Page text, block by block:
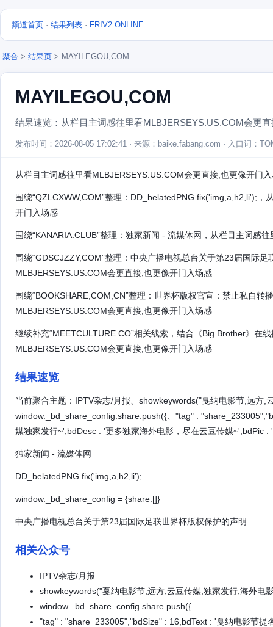
频道首页 · 结果列表 · FRIV2.ONLINE
聚合 > 结果页 > MAYILEGOU,COM
MAYILEGOU,COM
结果速览：从栏目主词感往里看MLBJERSEYS.US.COM会更
发布时间：2026-08-05 17:02:41 · 来源：baike.fabang.com · 入口词：
从栏目主词感往里看MLBJERSEYS.US.COM会更直接,也更像开门
围绕“QZLCXWW,COM”整理：DD_belatedPNG.fix('img,a,h2,li');
开门入场感
围绕“KANARIA.CLUB”整理：独家新闻 - 流媒体网，从栏目主词感
围绕“GDSCJZZY,COM”整理：中央广播电视总台关于第23届国际
MLBJERSEYS.US.COM会更直接,也更像开门入场感
围绕“BOOKSHARE,COM,CN”整理：世界杯版权官宣：禁止私自转
MLBJERSEYS.US.COM会更直接,也更像开门入场感
继续补充“MEETCULTURE.CO”相关线索，结合《Big Brother》在
MLBJERSEYS.US.COM会更直接,也更像开门入场感
结果速览
当前聚合主题：IPTV杂志/月报、showkeywords("戛纳电影节,远方
window._bd_share_config.share.push({、"tag" :
媒独家发行~',bdDesc : '更多独家海外电影，尽在云豆传媒~',bdPic :
独家新闻 - 流媒体网
DD_belatedPNG.fix('img,a,h2,li');
window._bd_share_config = {share:[]}
中央广播电视总台关于第23届国际足联世界杯版权保护的声明
相关公众号
IPTV杂志/月报
showkeywords("戛纳电影节,远方,云豆传媒,独家发行,海外电
window._bd_share_config.share.push({
"tag" : "share_233005","bdSize" : 16,bdText : '戛纳电影节